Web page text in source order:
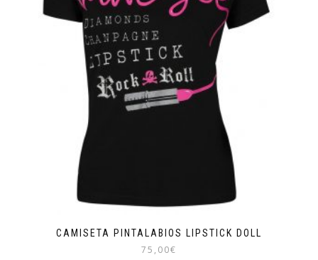
CAMISETA PINTALABIOS LIPSTICK DOLL
75,00€